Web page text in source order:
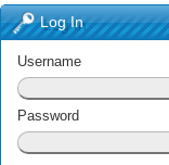
Log In
Username
Password